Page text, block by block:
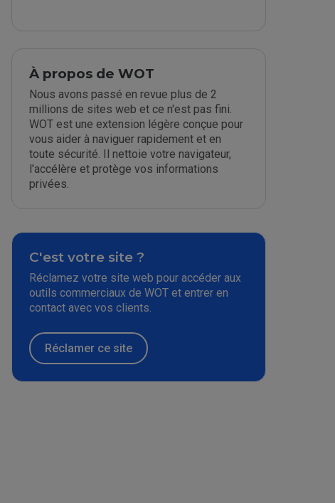
À propos de WOT
Nous avons passé en revue plus de 2
millions de sites web et ce n'est pas fini.
WOT est une extension légère conçue pour
vous aider à naviguer rapidement et en
toute sécurité. Il nettoie votre navigateur,
l'accélère et protège vos informations
privées.
C'est votre site ?
Réclamez votre site web pour accéder aux
outils commerciaux de WOT et entrer en
contact avec vos clients.
Réclamer ce site